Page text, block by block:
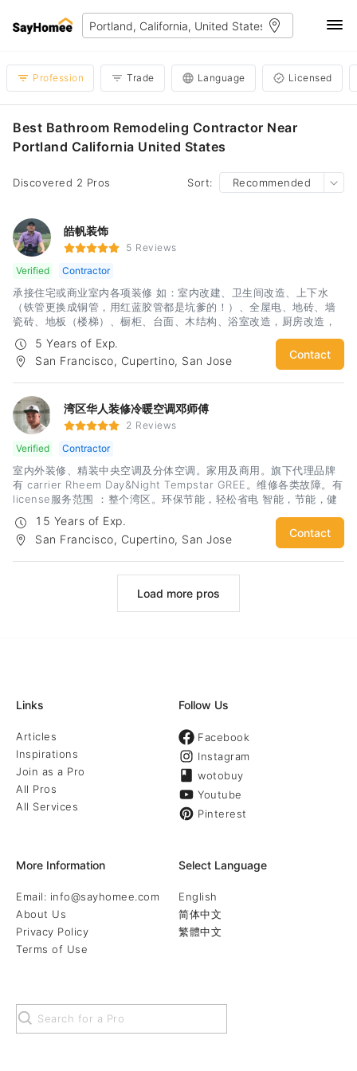
Profession Trade Language Licensed
Best Bathroom Remodeling Contractor Near
Portland California United States
Discovered 2 Pros Sort: Recommended
皓帆装饰
5 Reviews
Verified
Contractor
承接住宅或商业室内各项装修 如：室内改建、卫生间改造、上下水
（铁管更换成铜管，用红蓝胶管都是坑爹的！）、全屋电、地砖、墙
瓷砖、地板（楼梯）、橱柜、台面、木结构、浴室改造，厨房改造，
亭、上水下水，砖木围墙、水泥地，更换门窗，大修小补！匠人精
神，精品工艺，给你舒心装修体验！期待您诚意的联系：杨先生 电
5 Years of Exp.
San Francisco, Cupertino, San Jose
Contact
湾区华人装修冷暖空调邓师傅
2 Reviews
Verified
Contractor
室内外装修、精装中央空调及分体空调。家用及商用。旗下代理品牌
有 carrier Rheem Day&Night Tempstar GREE。维修各类故障。有
license服务范围 ：整个湾区。环保节能，轻松省电 智能，节能，健
康生活。
15 Years of Exp.
San Francisco, Cupertino, San Jose
Contact
Load more pros
Links
Articles
Inspirations
Join as a Pro
All Pros
All Services
Follow Us
Facebook
Instagram
wotobuy
Youtube
Pinterest
More Information
Email: info@sayhomee.com
About Us
Privacy Policy
Terms of Use
Select Language
English
简体中文
繁體中文